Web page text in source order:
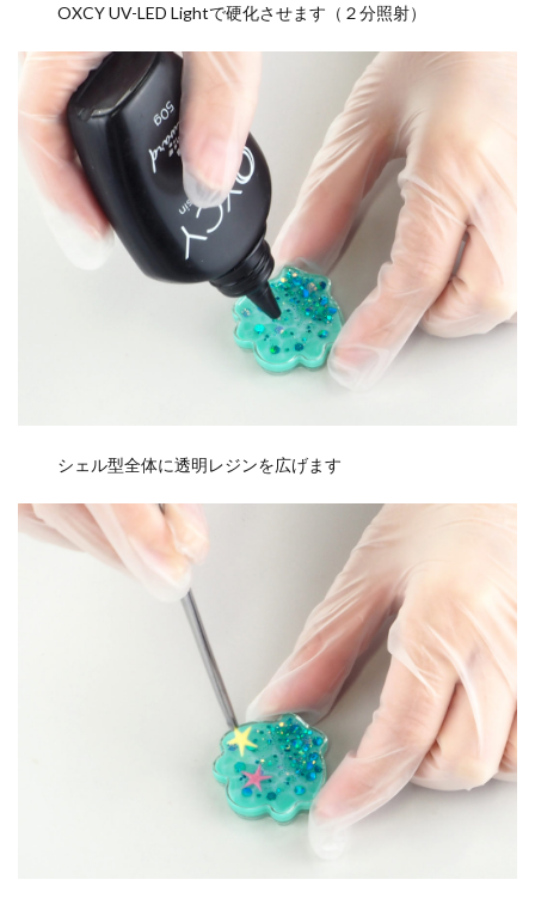
OXCY UV-LED Lightで硬化させます（２分照射）
シェル型全体に透明レジンを広げます